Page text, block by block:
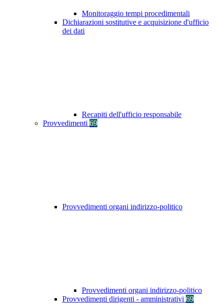
Monitoraggio tempi procedimentali
Dichiarazioni sostitutive e acquisizione d'ufficio
dei dati
Recapiti dell'ufficio responsabile
Provvedimenti 69
Provvedimenti organi indirizzo-politico
Provvedimenti organi indirizzo-politico
Provvedimenti dirigenti - amministrativi 69